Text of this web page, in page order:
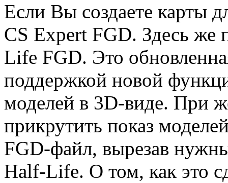
Если Вы создаете карты
CS Expert FGD. Здесь же
Life FGD. Это
поддержкой новой
моделей в 3D-виде. При
прикрутить показ
FGD-файл, вырезав
Half-Life. О том, как это